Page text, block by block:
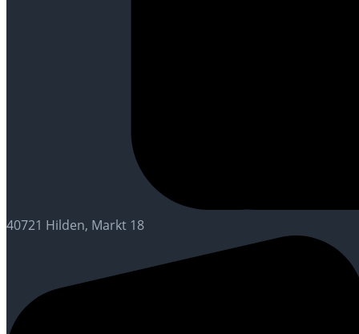
40721 Hilden, Markt 18